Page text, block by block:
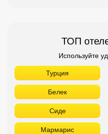
ТОП
Используйте
Турция
Белек
Сиде
Мармарис